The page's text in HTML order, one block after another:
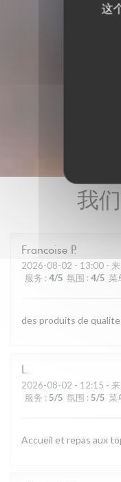
这
我
Francoise P
2026-08-02 - 13:00 -
服务 : 4/5 氛围 : 4/5 菜
des produits de
L
2026-08-02 - 12:15 -
服务 : 5/5 氛围 : 5/5 菜
Accueil et repas aux